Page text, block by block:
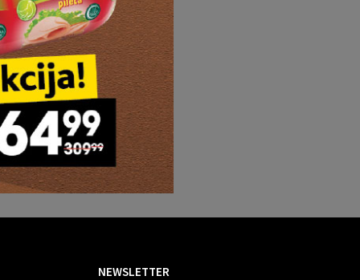
NEWSLETTER